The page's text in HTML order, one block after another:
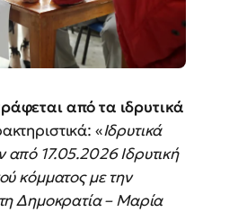
από τα ιδρυτικά
«Ιδρυτικά
17.05.2026 Ιδρυτική
κόμματος με την
Δημοκρατία – Μαρία